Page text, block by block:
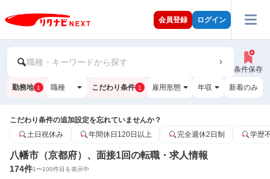
会員登録 ログイン
職種・キーワードから探す
条件保存
勤務地 1 職種 こだわり条件 1 雇用形態 年収 新着のみ
こだわり条件の追加設定を忘れていませんか？
土日祝休み
年間休日120日以上 完全週休2日制 学歴
八幡市（京都府）、面接1回の転職・求人情報
174件1〜100件目を表示中